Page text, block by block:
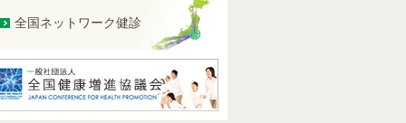
全国ネットワーク健診